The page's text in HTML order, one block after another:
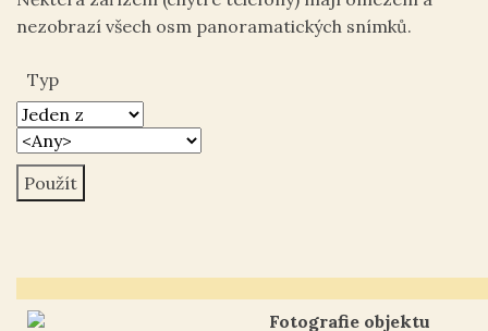
nezobrazí všech osm panoramatických snímků.
Typ